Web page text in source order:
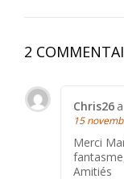
2
Chris26
15
Merci
Amitiés